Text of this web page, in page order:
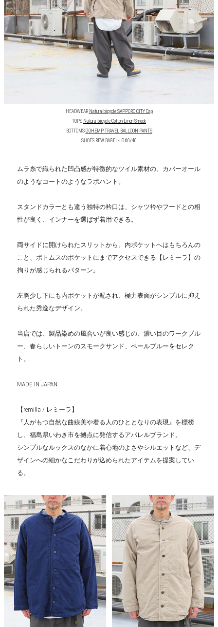
HEADWEAR Naturalbicycle SAPPORO CITY Cap
TOPS Naturalbicycle Cotton Linen Smock
BOTTOMSGOHEMP TRAVEL BALLOON PANTS
SHOES RFW BAGEL-LO 60/40
ムラ糸で織られた凹凸感が特徴的なツイル素材の、カバーオール
のようなコートのようなラボハント。
スタンドカラーとも違う独特の衿口は、シャツ衿やフードとの相
性が良く、インナーを選ばず着用できる。
両サイドに開けられたスリットから、内ポケットへはもちろんの
こと、ボトムスのポケットにまでアクセスできる【レミーラ】の
拘りが感じられるパターン。
左胸少し下にも内ポケットが配され、極力表面がシンプルに抑え
られた秀逸なデザイン。
当店では、製品染めの風合いが良い感じの、濃い目のワークブル
ー、春らしいトーンのスモークサンド、ペールブルーをセレク
ト。
MADE IN JAPAN
【remilla / レミーラ】
『人がもつ自然な曲線美や着る人のひととなりの表現』を標榜
し、福島県いわき市を拠点に発信するアパレルブランド。
シンプルなルックスのなかに着心地のよさやシルエットなど、デ
ザインへの細かなこだわりが込められたアイテムを提案してい
る。